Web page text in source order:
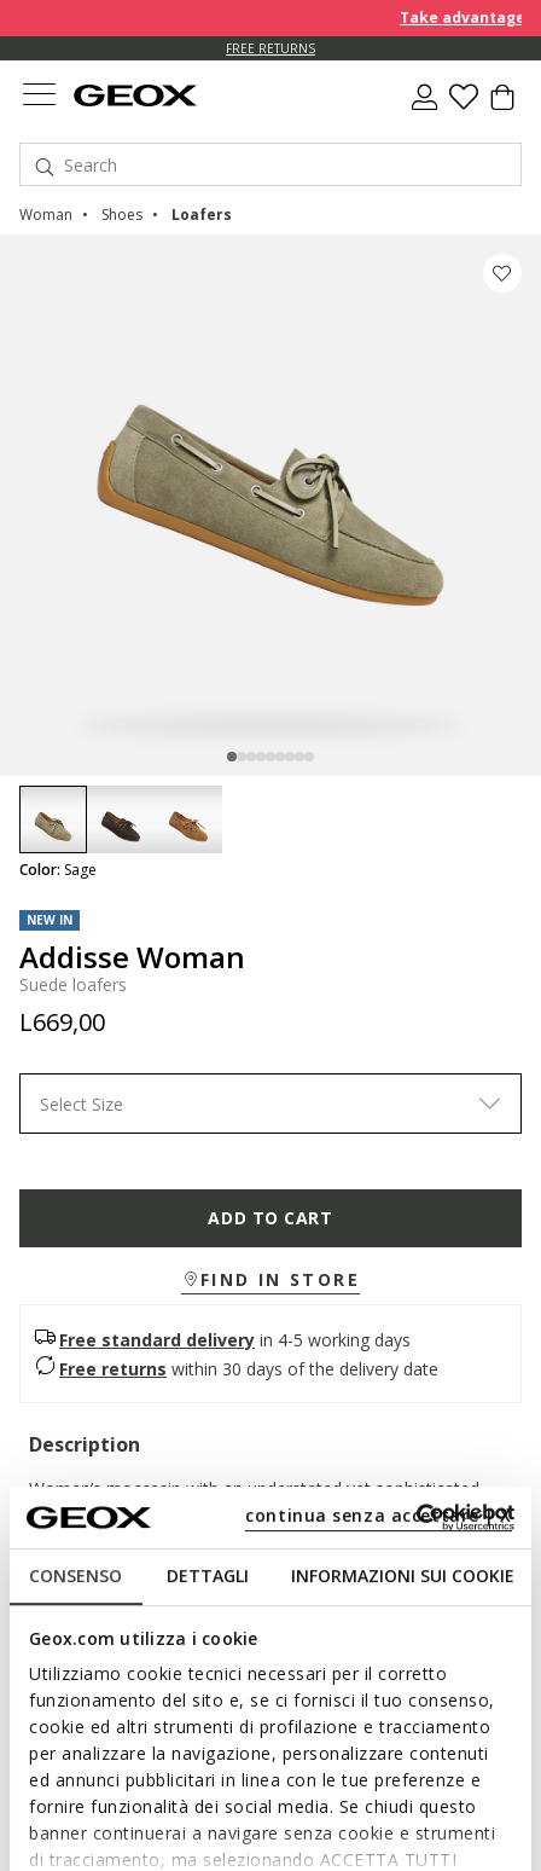
CONSENSO DETTAGLI INFORMAZIONI SUI COOKIE
Geox.com utilizza i cookie
Utilizziamo cookie tecnici necessari per il corretto
funzionamento del sito e, se ci fornisci il tuo consenso,
cookie ed altri strumenti di profilazione e tracciamento
per analizzare la navigazione, personalizzare contenuti
ed annunci pubblicitari in linea con le tue preferenze e
fornire funzionalità dei social media. Se chiudi questo
banner continuerai a navigare senza cookie e strumenti
di tracciamento, ma selezionando ACCETTA TUTTI
continua senza accettare | X
Take advantage of an
FREE RETURNS
Woman Shoes Loafers
NEW IN
Addisse Woman
Suede loafers
L669,00
Color: Sage
selected
Select Size
ADD TO CART
FIND IN STORE
Free standard delivery in 4-5 working days
Free returns within 30 days of the delivery date
Description
Women’s moccasin with an understated yet sophisticated
style, the perfect companion for hectic days in the city. In this
minimalist silhouette, enhanced by handcrafted details.
ITEM CODE: D66AXB00022C3016
Features
Quick and easy to put on
Thickness of sole: 1 cm / 0.4"
Slip-on design allows you to slide the foot in swiftly;